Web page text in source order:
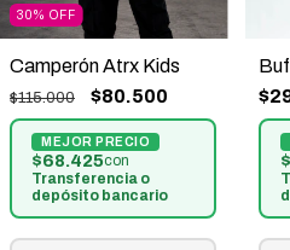
30% OFF
Camperón Atrx Kids
$115.000 $80.500
$68.425con
Transferencia o
depósito bancario